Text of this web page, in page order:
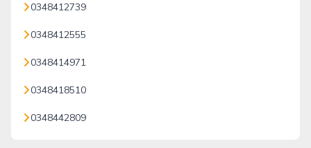
0348412739
0348412555
0348414971
0348418510
0348442809